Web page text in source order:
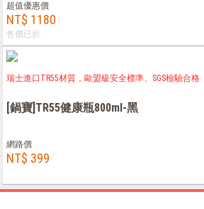
超值優惠價
NT$ 1180
售價已折
瑞士進口TR55材質，歐盟級安全標準、SGS檢驗合格
[鍋寶]TR55健康瓶800ml-黑
網路價
NT$ 399